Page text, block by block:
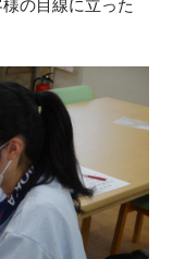
の目線に立った